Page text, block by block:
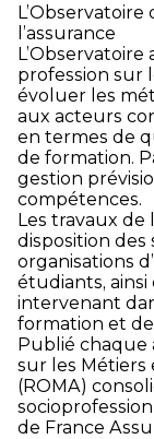
l’assurance
L’Observatoire
profession sur
évoluer les
aux acteurs
en termes de
de formation.
gestion
compétences.
Les travaux de
disposition des
organisations
étudiants,
intervenant
formation et
Publié chaque
sur les Métiers
(ROMA)
de France